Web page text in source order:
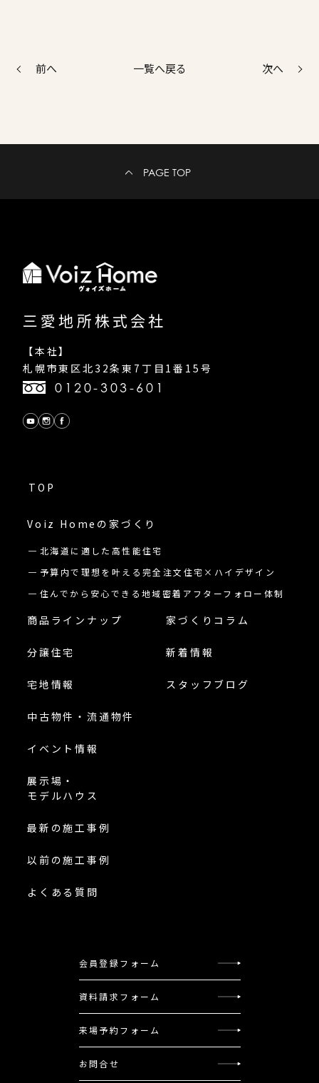
前へ 一覧へ戻る 次へ
PAGE TOP
三愛地所株式会社
【本社】
札幌市東区北32条東7丁目1番15号
0120-303-601
TOP
Voiz Homeの 家づくり
北海道に適した高性能住宅
予算内で理想を叶える完全注文住宅×ハイデザイン
住んでから安心できる地域密着アフターフォロー体制
商品ラインナップ
分譲住宅
宅地情報
中古物件・流通物件
イベント情報
展示場・
モデルハウス
最新の施工事例
以前の施工事例
よくある質問
家づくりコラム
新着情報
スタッフブログ
会員登録フォーム
資料請求フォーム
来場予約フォーム
お問合せ